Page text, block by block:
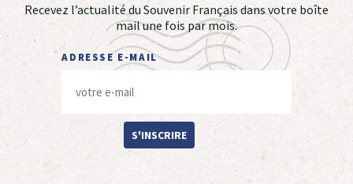
Recevez l’actualité du Souvenir Français dans votre boîte
mail une fois par mois.
ADRESSE E-MAIL
S'INSCRIRE